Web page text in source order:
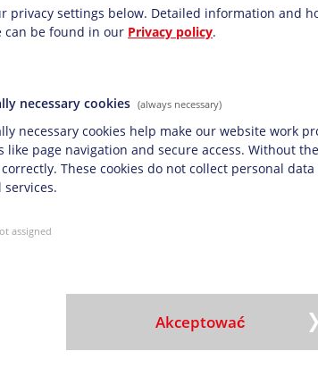
są pracownicy zdrowotni, którzy
– szczególnie te mieszkające w odległych
Podczas wizyt rodzice otrzymują
samego początku, co pomaga zapewnić
pracy UNICEF, odwiedź stronę
krok dla przyjaznej dla klimatu floty
wnosi od 2018 r. wkład finansowy w zwalczanie zmian
privacy settings below. Detailed information and
can be found in our Privacy policy.
necessary cookies (always necessary)
necessary cookies help make our website work
like page navigation and secure access. Without
These cookies do not collect personal
services.
assigned
Akceptować